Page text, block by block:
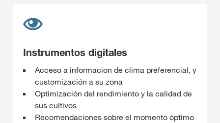
Instrumentos digitales
Acceso a informacion de clima preferencial, y
customización a su zona
Optimización del rendimiento y la calidad de
sus cultivos
Recomendaciones sobre el momento óptimo